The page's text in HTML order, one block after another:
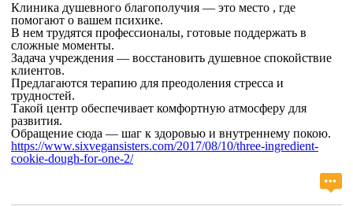
Клиника душевного благополучия — это место , где
помогают о вашем психике.
В нем трудятся профессионалы, готовые поддержать в
сложные моменты.
Задача учреждения — восстановить душевное спокойствие
клиентов.
Предлагаются терапию для преодоления стресса и
трудностей.
Такой центр обеспечивает комфортную атмосферу для
развития.
Обращение сюда — шаг к здоровью и внутреннему покою.
https://www.sixvegansisters.com/2017/08/10/three-ingredient-
cookie-dough-for-one-2/